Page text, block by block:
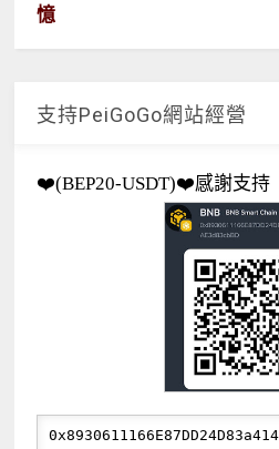
憶
支持PeiGoGo網站經營
❤️(BEP20-USDT)❤️感謝支持